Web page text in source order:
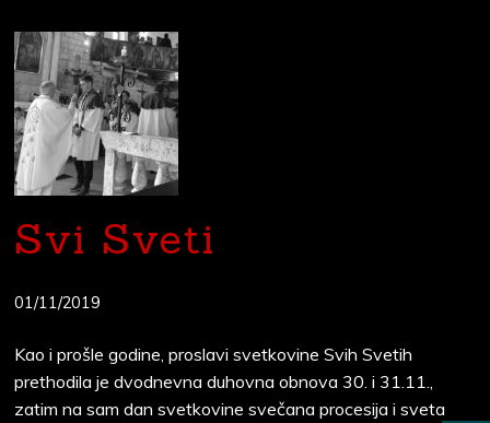
Svi Sveti
01/11/2019
Kao i prošle godine, proslavi svetkovine Svih Svetih
prethodila je dvodnevna duhovna obnova 30. i 31.11.,
zatim na sam dan svetkovine svečana procesija i sveta